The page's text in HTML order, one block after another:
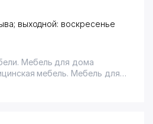
выходной: воскресенье
Мебель для дома
мебель. Мебель для